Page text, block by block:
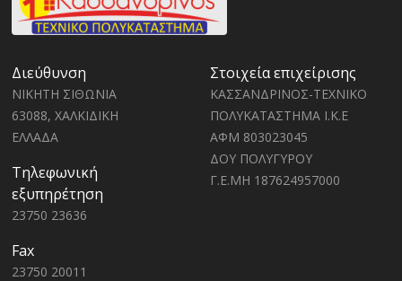
Διεύθυνση
ΝΙΚΗΤΗ ΣΙΘΩΝΙΑ
63088, ΧΑΛΚΙΔΙΚΗ
ΕΛΛΑΔΑ
Τηλεφωνική
εξυπηρέτηση
23750 23636
Fax
23750 20011
Στοιχεία επιχείρισης
ΚΑΣΣΑΝΔΡΙΝΟΣ-ΤΕΧΝΙΚΟ
ΠΟΛΥΚΑΤΑΣΤΗΜΑ Ι.Κ.Ε
ΑΦΜ 803023045
ΔΟΥ ΠΟΛΥΓΥΡΟΥ
Γ.Ε.ΜΗ 187624957000